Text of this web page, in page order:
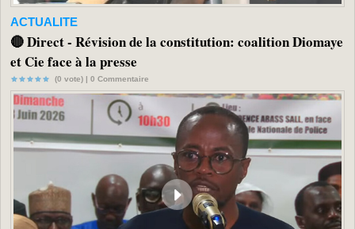
ACTUALITE
🔴 Direct - Révision de la constitution: coalition Diomaye
et Cie face à la presse
(0 vote) | 0 Commentaire